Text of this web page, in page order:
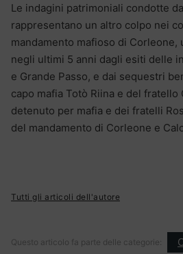
Le indagini patrimoniali condotte
rappresentano un altro colpo nei
mandamento mafioso di Corleone,
negli ultimi 5 anni dagli esiti delle
e Grande Passo, e dai sequestri
capo mafia Totò Riina e del fratello
detenuto per mafia e dei fratelli
del mandamento di Corleone e
Tutti gli articoli dell'autore
Questo articolo fa parte delle categorie: